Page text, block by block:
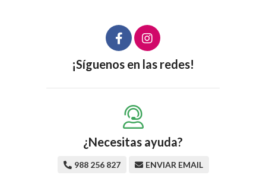
¡Síguenos en las redes!
¿Necesitas ayuda?
988 256 827 ENVIAR EMAIL